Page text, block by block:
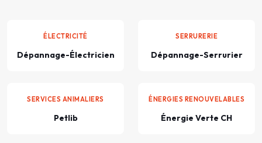
ÉLECTRICITÉ
Dépannage-Électricien
SERRURERIE
Dépannage-Serrurier
SERVICES ANIMALIERS
Petlib
ÉNERGIES RENOUVELABLES
Énergie Verte CH